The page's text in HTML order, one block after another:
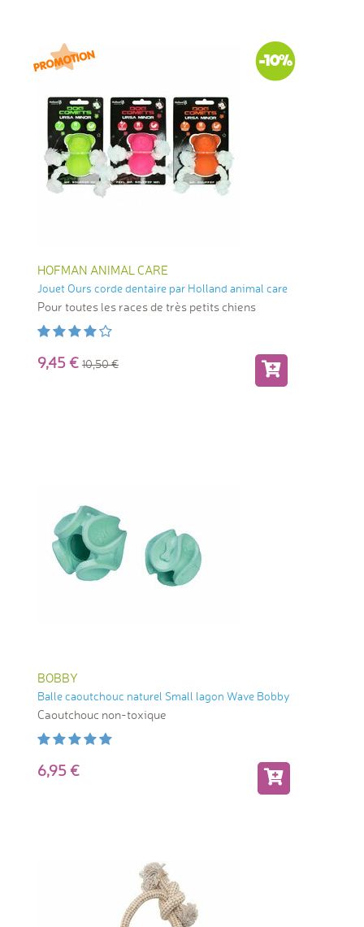
-10%
HOFMAN ANIMAL CARE
Jouet Ours corde dentaire par Holland animal care
Pour toutes les races de très petits chiens
9,45 10,50
BOBBY
Balle caoutchouc naturel Small lagon Wave Bobby
Caoutchouc non-toxique
6,95